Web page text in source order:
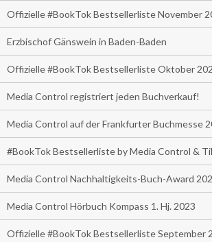
Offizielle #BookTok Bestsellerliste November
Erzbischof Gänswein in Baden-Baden
Offizielle #BookTok Bestsellerliste Oktober
Media Control registriert jeden Buchverkauf!
Media Control auf der Frankfurter Buchmesse
#BookTok Bestsellerliste by Media Control &
Media Control Nachhaltigkeits-Buch-Award
Media Control Hörbuch Kompass 1. Hj. 2023
Offizielle #BookTok Bestsellerliste September